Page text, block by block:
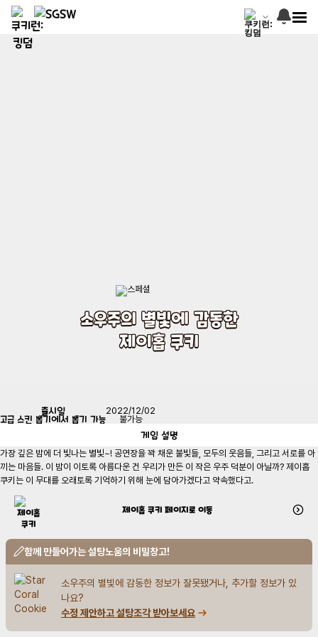
소우주의 별빛에 감동한
제이홉 쿠키
출시일 2022/12/02
고급 스킨 뽑기에서 뽑기 가능 불가능
게임 설명
가장 깊은 밤에 더 빛나는 별빛~! 공연장을 꽉 채운 불빛들, 모두의 웃음들, 그리고 서로를 아
끼는 마음들. 이 밤이 이토록 아름다운 건 우리가 만든 이 작은 우주 덕분이 아닐까? 제이홉
쿠키는 이 무대를 오래토록 기억하기 위해 눈에 담아가겠다고 약속했다고.
제이홉 쿠키 페이지로 이동
함께 만들어가는 설탕노움의 비밀창고!
소우주의 별빛에 감동한 정보가 잘못됐거나, 추가할 정보가 있
나요?
수정 제안하고 설탕조각 받아보세요